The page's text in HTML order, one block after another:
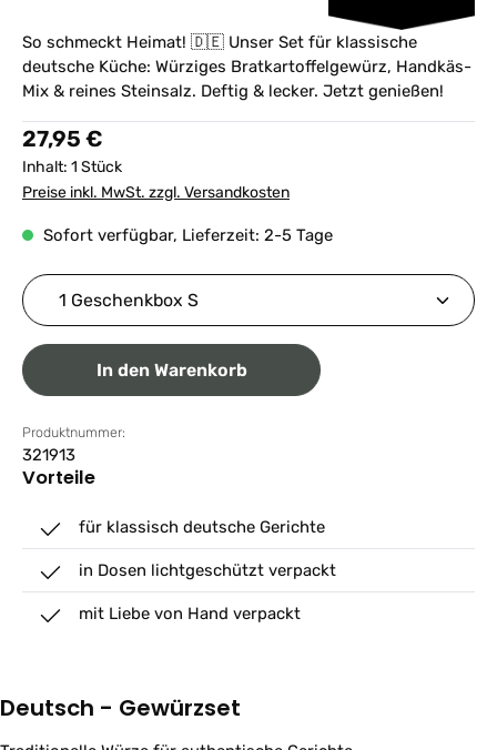
So schmeckt Heimat! 🇩🇪 Unser Set für klassische
deutsche Küche: Würziges Bratkartoffelgewürz, Handkäs-
Mix & reines Steinsalz. Deftig & lecker. Jetzt genießen!
Regulärer Preis:
27,95 €
Inhalt: 1 Stück
Preise inkl. MwSt. zzgl. Versandkosten
Sofort verfügbar, Lieferzeit: 2-5 Tage
Produkt Anzahl: Gib den gewünschten Wert ein
In den Warenkorb
Produktnummer:
321913
Vorteile
für klassisch deutsche Gerichte
in Dosen lichtgeschützt verpackt
mit Liebe von Hand verpackt
Deutsch - Gewürzset